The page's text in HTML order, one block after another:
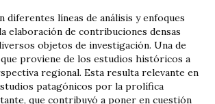
diferentes líneas de análisis y enfoques
elaboración de contribuciones densas
objetos de investigación. Una de
que proviene de los estudios históricos a
regional. Esta resulta relevante en
patagónicos por la prolífica
que contribuyó a poner en cuestión